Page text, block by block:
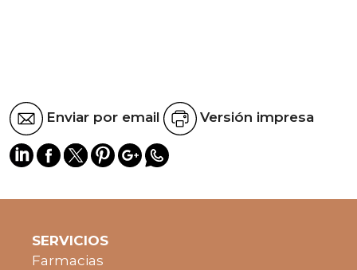
Enviar por email Versión impresa
SERVICIOS
Farmacias